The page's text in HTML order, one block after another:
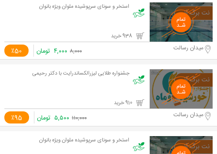
استخر و سونای سرپوشیده ملوان ویژه بانوان
٪50 میدان رسالت ۸,۰۰۰ ۴,۰۰۰ تومان
جشنواره طلایی لیزرالکساندرایت با دکتر رحیمی
٪95 میدان رسالت ۱۱۰,۰۰۰ ۵,۵۰۰ تومان
استخر و سونای سرپوشیده ملوان ویژه بانوان